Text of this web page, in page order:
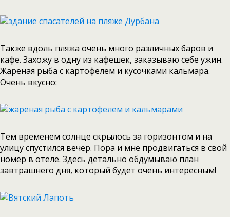
Также вдоль пляжа очень много различных баров и
кафе. Захожу в одну из кафешек, заказываю себе ужин.
Жареная рыба с картофелем и кусочками кальмара.
Очень вкусно:
Тем временем солнце скрылось за горизонтом и на
улицу спустился вечер. Пора и мне продвигаться в свой
номер в отеле. Здесь детально обдумываю план
завтрашнего дня, который будет очень интересным!